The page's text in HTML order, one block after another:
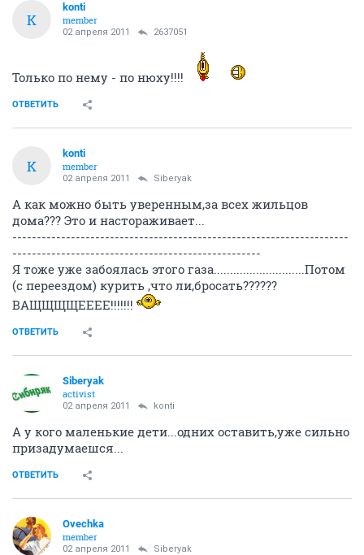
K
konti
member
02 апреля 2011 2637051
Только по нему - по нюху!!!!
ОТВЕТИТЬ
K
konti
member
02 апреля 2011 Siberyak
А как можно быть уверенным,за всех жильцов
дома??? Это и настораживает...
---------------------------------------------------------------------
---------------------------------------------------
Я тоже уже забоялась этого газа............................Потом
(с переездом) курить ,что ли,бросать??????
ВАЩЩЩЩЕЕЕЕ!!!!!!!
ОТВЕТИТЬ
Siberyak
activist
02 апреля 2011 konti
А у кого маленькие дети...одних оставить,уже сильно
призадумаешся...
ОТВЕТИТЬ
Ovechka
member
02 апреля 2011 Siberyak